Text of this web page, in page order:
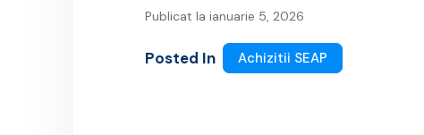
Publicat la ianuarie 5, 2026
Posted In Achizitii SEAP